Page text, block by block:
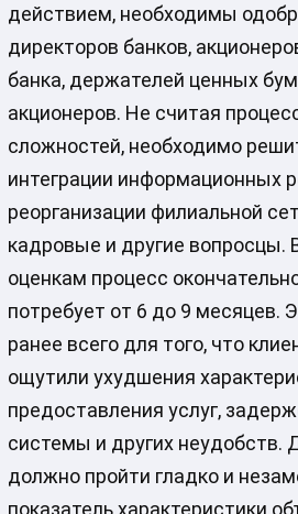
действием, необходимы
директоров банков,
банка, держателей ценных
акционеров. Не считая
сложностей, необходимо
интеграции информационных
реорганизации филиальной
кадровые и другие вопросцы.
оценкам процесс
потребует от 6 до 9 месяцев.
ранее всего для того, что
ощутили ухудшения
предоставления услуг,
системы и других неудобств.
должно пройти гладко и
показатель характеристики